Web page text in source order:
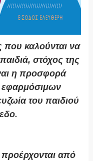
που καλούνται να
στόχος της
η προσφορά
εφαρμόσιμων
του παιδιού
προέρχονται από